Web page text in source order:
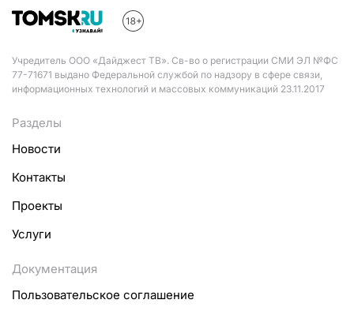
Учредитель ООО «Дайджест ТВ». Св-во о регистрации СМИ ЭЛ №ФС
77-71671 выдано Федеральной службой по надзору в сфере связи,
информационных технологий и массовых коммуникаций 23.11.2017
Разделы
Новости
Контакты
Проекты
Услуги
Документация
Пользовательское соглашение